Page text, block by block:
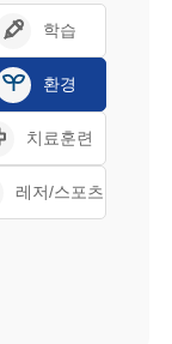
학습
환경
치료훈련
레저/스포츠